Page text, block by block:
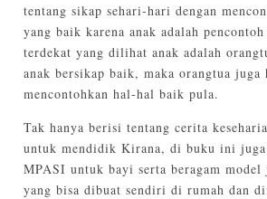
tentang sikap sehari-hari dengan
yang baik karena anak adalah
terdekat yang dilihat anak adalah
anak bersikap baik, maka orangtua juga
mencontohkan hal-hal baik pula.
Tak hanya berisi tentang cerita
untuk mendidik Kirana, di buku ini juga
MPASI untuk bayi serta beragam model
yang bisa dibuat sendiri di rumah dan